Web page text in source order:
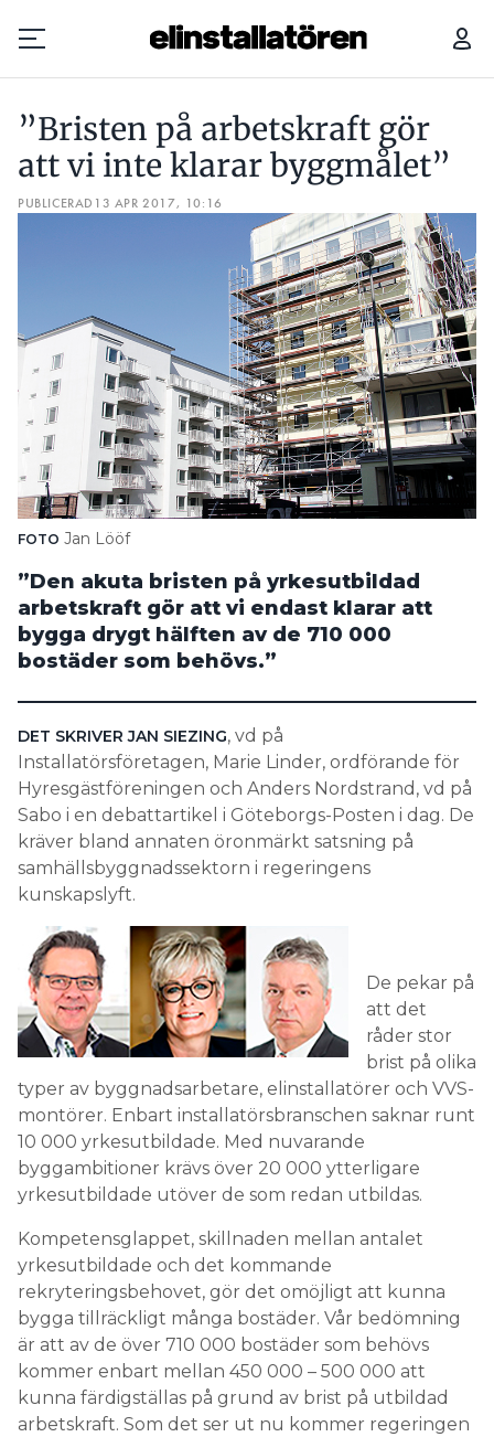
Prenumerera
Hantera prenumeration
Annonsera
Läs E-tidningen
Om tidningen
Kontakt
Personuppgifter
Search for:
SEARCH
”Bristen på arbetskraft gör
att vi inte klarar byggmålet”
PUBLICERAD 13 APR 2017, 10:16
FOTO Jan Lööf
”Den akuta bristen på yrkesutbildad
arbetskraft gör att vi endast klarar att
bygga drygt hälften av de 710 000
bostäder som behövs.”
DET SKRIVER JAN SIEZING, vd på
Installatörsföretagen, Marie Linder, ordförande för
Hyresgästföreningen och Anders Nordstrand, vd på
Sabo i en debattartikel i Göteborgs-Posten i dag. De
kräver bland annaten öronmärkt satsning på
samhällsbyggnadssektorn i regeringens
kunskapslyft.
De pekar på
att det
råder stor
brist på olika
typer av byggnadsarbetare, elinstallatörer och VVS-
montörer. Enbart installatörsbranschen saknar runt
10 000 yrkesutbildade. Med nuvarande
byggambitioner krävs över 20 000 ytterligare
yrkesutbildade utöver de som redan utbildas.
Kompetensglappet, skillnaden mellan antalet
yrkesutbildade och det kommande
rekryteringsbehovet, gör det omöjligt att kunna
bygga tillräckligt många bostäder. Vår bedömning
är att av de över 710 000 bostäder som behövs
kommer enbart mellan 450 000 – 500 000 att
kunna färdigställas på grund av brist på utbildad
arbetskraft. Som det ser ut nu kommer regeringen